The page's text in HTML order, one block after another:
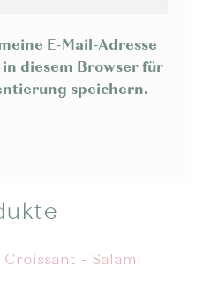
E-Mail-Adresse
diesem Browser für
speichern.